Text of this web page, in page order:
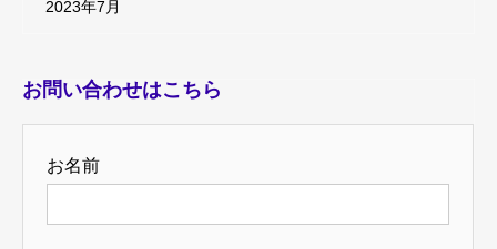
2023年7月
お問い合わせはこちら
お名前